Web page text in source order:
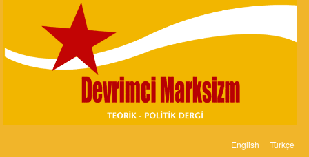
content
Marksizm
English Türkçe